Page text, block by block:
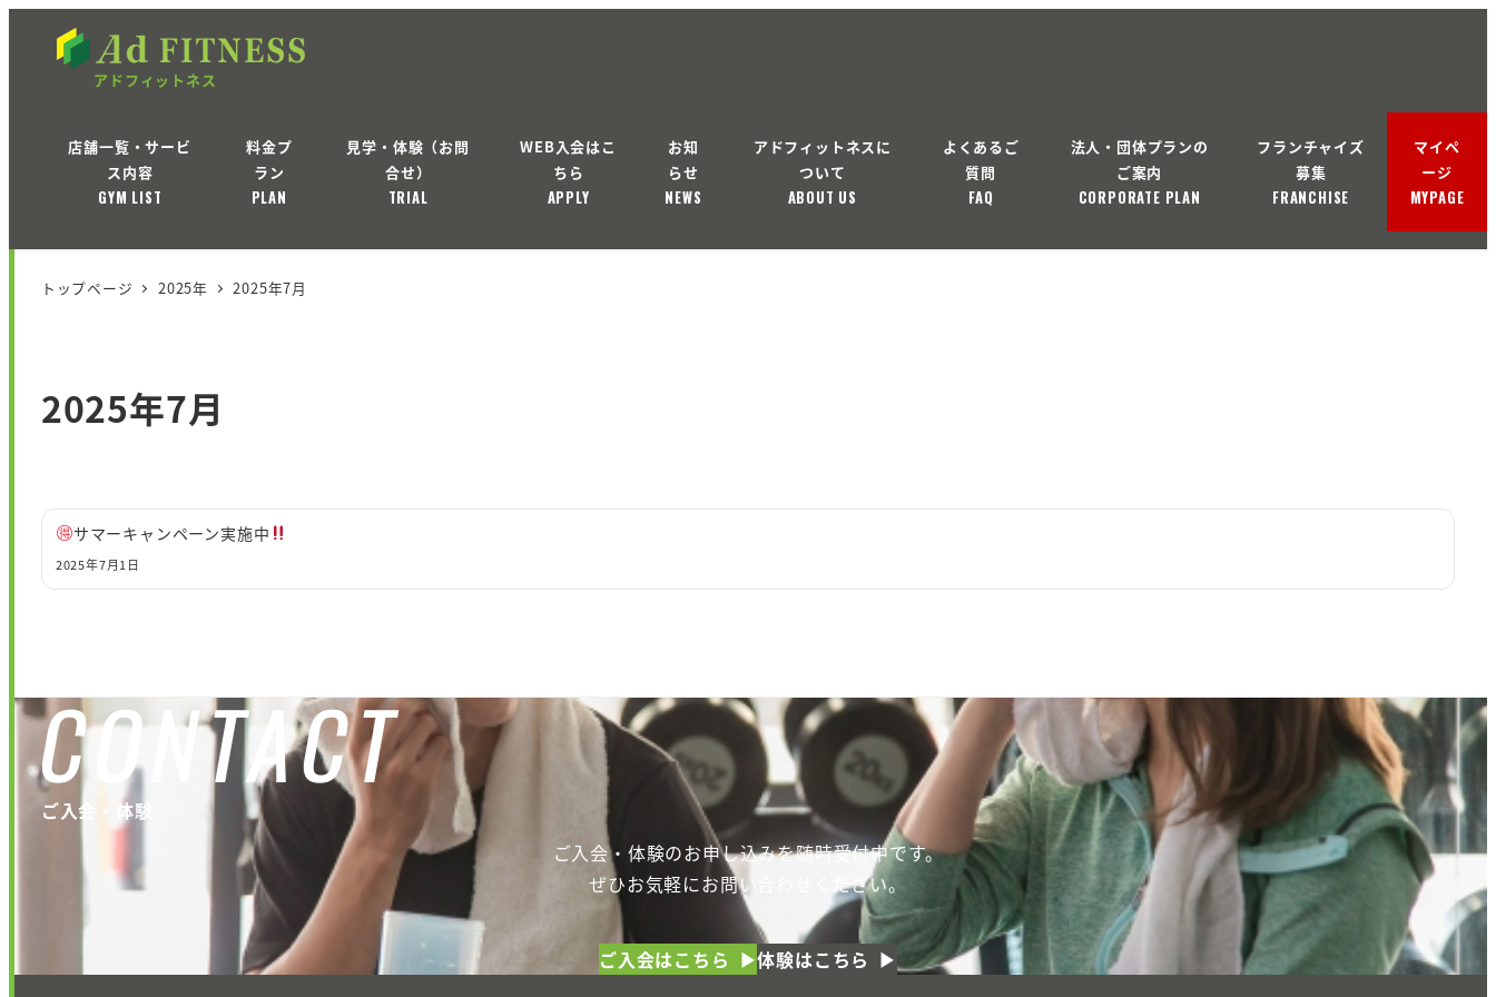
店舗一覧・サービ
ス内容
GYM LIST
料金プ
ラン
PLAN
見学・体験（お問
合せ）
TRIAL
WEB入会はこ
ちら
APPLY
お知
らせ
NEWS
アドフィットネスに
ついて
ABOUT US
よくあるご
質問
FAQ
法人・団体プランの
ご案内
CORPORATE PLAN
フランチャイズ
募集
FRANCHISE
マイペ
ージ
MYPAGE
トップページ 2025年 2025年7月
2025年7月
サマーキャンペーン実施中
2025年7月1日
CONTACT
ご入会・体験
ご入会・体験のお申し込みを随時受付中です。
ぜひお気軽にお問い合わせください。
ご入会はこちら 体験はこちら